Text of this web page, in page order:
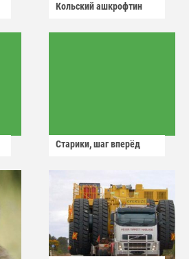
Кольский ашкрофтин
Старики, шаг вперёд